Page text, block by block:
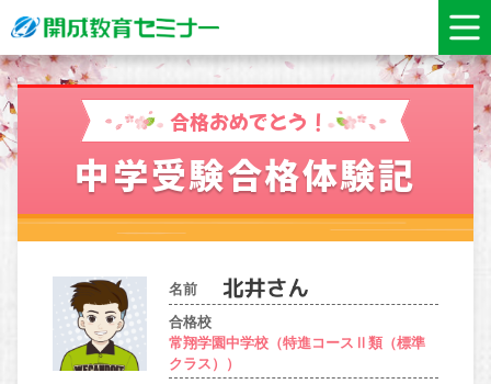
合格おめでとう！
中学受験合格体験記
名前
合格校
常翔学園中学校（特進コースⅡ類（標準
クラス））